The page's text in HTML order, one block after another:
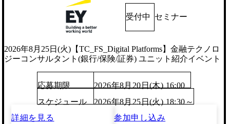
受付中 セミナー
2026年8月25日(火)【TC_FS_Digital Platforms】金融テクノロ
ジーコンサルタント(銀行/保険/証券) ユニット紹介イベント
応募期限
2026年8月20日(木) 16:00
スケジュール
2026年8月25日(火) 18:30～
詳細を見る
参加申し込み